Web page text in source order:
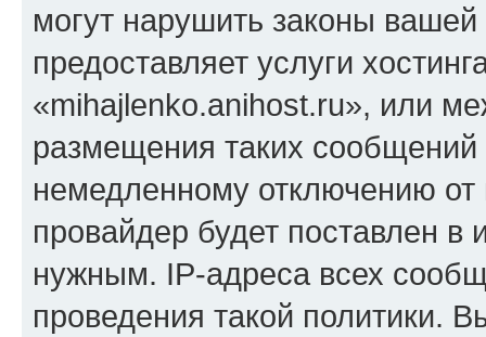
могут нарушить законы
предоставляет услуги
«mihajlenko.anihost.ru», или
размещения таких
немедленному отключению
провайдер будет поставлен в
нужным. IP-адреса всех
проведения такой политики.